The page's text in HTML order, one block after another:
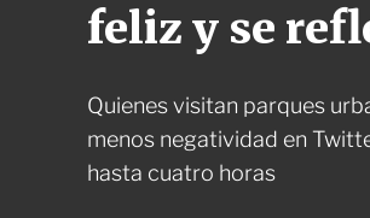
feliz y se
Quienes visitan parques
menos negatividad en
hasta cuatro horas